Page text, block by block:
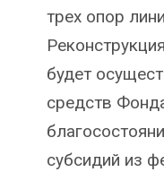
трех опор
будет
средств
субсидий из